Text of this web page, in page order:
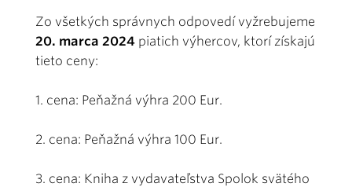
Zo všetkých správnych odpovedí vyžrebujeme
20. marca 2024 piatich výhercov, ktorí získajú
tieto ceny:
1. cena: Peňažná výhra 200 Eur.
2. cena: Peňažná výhra 100 Eur.
3. cena: Kniha z vydavateľstva Spolok svätého